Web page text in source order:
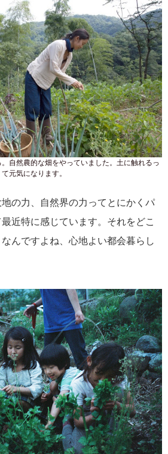
自然農的な畑をやっていました。土に触れるっ
て元気になります。
の力、自然界の力ってとにかくパ
近特に感じています。それをどこ
んですよね、心地よい都会暮らし